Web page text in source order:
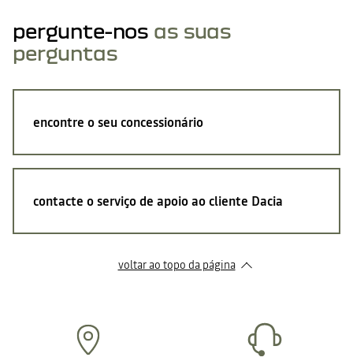
pergunte-nos as suas
perguntas
encontre o seu concessionário
contacte o serviço de apoio ao cliente Dacia
voltar ao topo da página